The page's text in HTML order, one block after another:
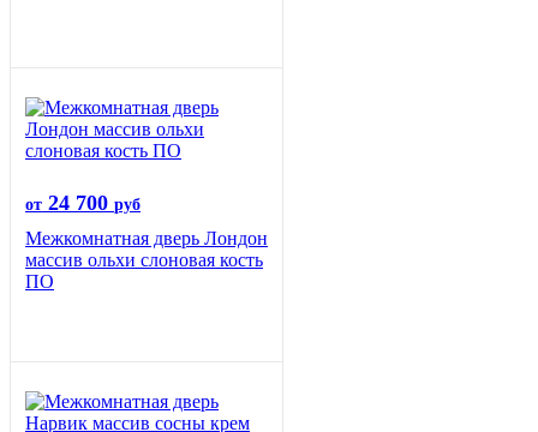
от 24 700 руб
Межкомнатная дверь Лондон
массив ольхи слоновая кость
ПО